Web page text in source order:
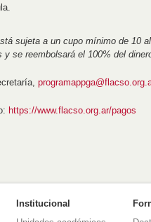
sujeta a un cupo mínimo de 10
se reembolsará el 100% del
https://www.flacso.org.ar/pagos
Institucional